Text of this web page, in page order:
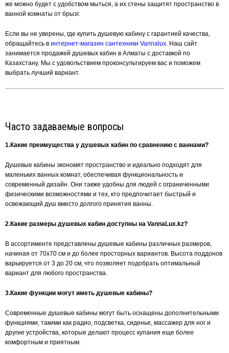
же можно будет с удобством мыться, а их стены защитят пространство в
ванной комнаты от брызг.
Если вы не уверены, где купить душевую кабину с гарантией качества,
обращайтесь в интернет-магазин сантехники Vannalux. Наш сайт
занимается продажей душевых кабин в Алматы с доставкой по
Казахстану. Мы с удовольствием проконсультируем вас и поможем
выбрать лучший вариант.
Часто задаваемые вопросы
1.Какие преимущества у душевых кабин по сравнению с ваннами?
Душевые кабины экономят пространство и идеально подходят для
маленьких ванных комнат, обеспечивая функциональность и
современный дизайн. Они также удобны для людей с ограниченными
физическими возможностями и тех, кто предпочитает быстрый и
освежающий душ вместо долгого принятия ванны.
2.Какие размеры душевых кабин доступны на VannaLux.kz?
В ассортименте представлены душевые кабины различных размеров,
начиная от 70x70 см и до более просторных вариантов. Высота поддонов
варьируется от 3 до 20 см, что позволяет подобрать оптимальный
вариант для любого пространства.
3.Какие функции могут иметь душевые кабины?
Современные душевые кабины могут быть оснащены дополнительными
функциями, такими как радио, подсветка, сиденье, массажер для ног и
другие устройства, которые делают процесс купания еще более
комфортным и приятным.